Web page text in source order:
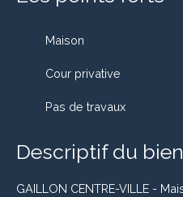
Maison
Cour privative
Pas de travaux
Descriptif du bien
GAILLON CENTRE-VILLE -